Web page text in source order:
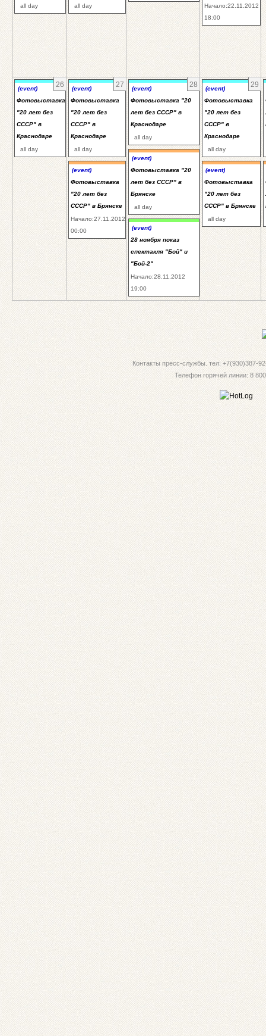
all day all day
Начало:22.11.2012
18:00
26
(event)
Фотовыставка
"20 лет без
СССР" в
Краснодаре
all day
27
(event)
Фотовыставка
"20 лет без
СССР" в
Краснодаре
all day
(event)
Фотовыставка
"20 лет без
СССР" в Брянске
Начало:27.11.2012
00:00
28
(event)
Фотовыставка "20
лет без СССР" в
Краснодаре
all day
(event)
Фотовыставка "20
лет без СССР" в
Брянске
all day
(event)
28 ноября показ
спектакля "Бой" и
"Бой-2"
Начало:28.11.2012
19:00
29
(event)
Фотовыставка
"20 лет без
СССР" в
Краснодаре
all day
(event)
Фотовыставка
"20 лет без
СССР" в Брянске
all day
Контакты пресс-службы. тел: +7(930)387-
Телефон горячей линии: 8